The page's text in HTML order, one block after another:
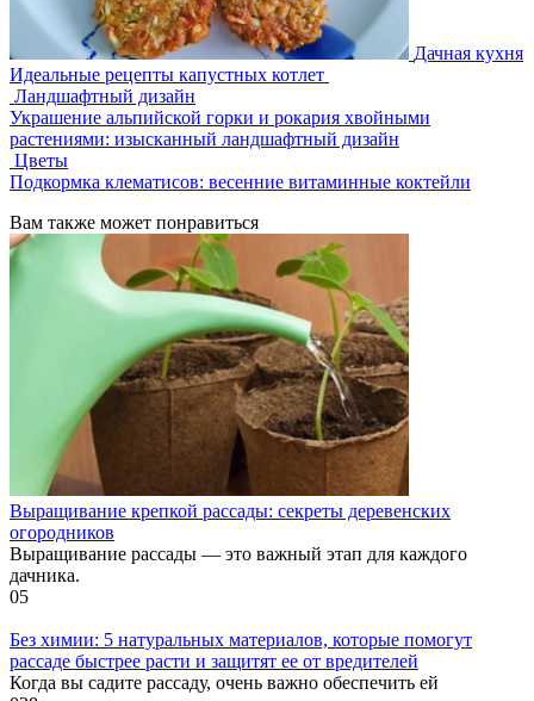
Дачная кухня
Идеальные рецепты капустных котлет
Ландшафтный дизайн
Украшение альпийской горки и рокария хвойными
растениями: изысканный ландшафтный дизайн
Цветы
Подкормка клематисов: весенние витаминные коктейли
Вам также может понравиться
Выращивание крепкой рассады: секреты деревенских
огородников
Выращивание рассады — это важный этап для каждого
дачника.
05
Без химии: 5 натуральных материалов, которые помогут
рассаде быстрее расти и защитят ее от вредителей
Когда вы садите рассаду, очень важно обеспечить ей